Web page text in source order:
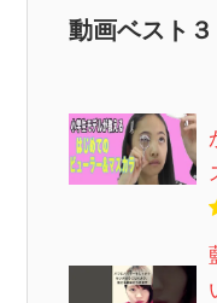
動画ベスト３